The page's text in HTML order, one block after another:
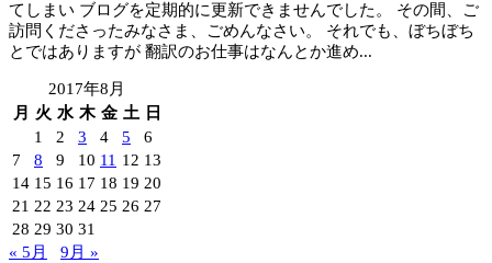
てしまい ブログを定期的に更新できませんでした。 その間、ご
訪問くださったみなさま、ごめんなさい。 それでも、ぼちぼち
とではありますが 翻訳のお仕事はなんとか進め...
2017年8月
月
火 水 木 金 土
日
1
2 3 4 5
6
7
8 9 10 11 12 13
14 15 16 17 18 19 20
21 22 23 24 25 26 27
28 29 30 31
« 5月
9月 »